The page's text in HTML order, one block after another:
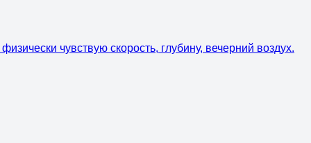
чувствую скорость, глубину, вечерний воздух.